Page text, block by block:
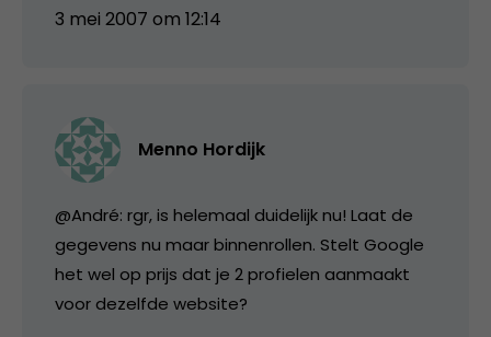
3 mei 2007 om 12:14
Menno Hordijk
@André: rgr, is helemaal duidelijk nu! Laat de
gegevens nu maar binnenrollen. Stelt Google
het wel op prijs dat je 2 profielen aanmaakt
voor dezelfde website?